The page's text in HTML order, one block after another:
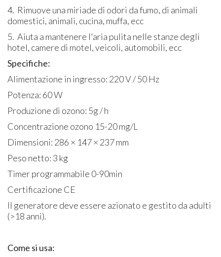
4. Rimuove una miriade di odori da fumo, di animali
domestici, animali, cucina, muffa, ecc
5. Aiuta a mantenere l'aria pulita nelle stanze degli
hotel, camere di motel, veicoli, automobili, ecc
Specifiche:
Alimentazione in ingresso: 220 V / 50 Hz
Potenza: 60 W
Produzione di ozono: 5g / h
Concentrazione ozono 15-20 mg/L
Dimensioni: 286 × 147 × 237 mm
Peso netto: 3 kg
Timer programmabile 0-90min
Certificazione CE
Il generatore deve essere azionato e gestito da adulti
(>18 anni).
Come si usa: